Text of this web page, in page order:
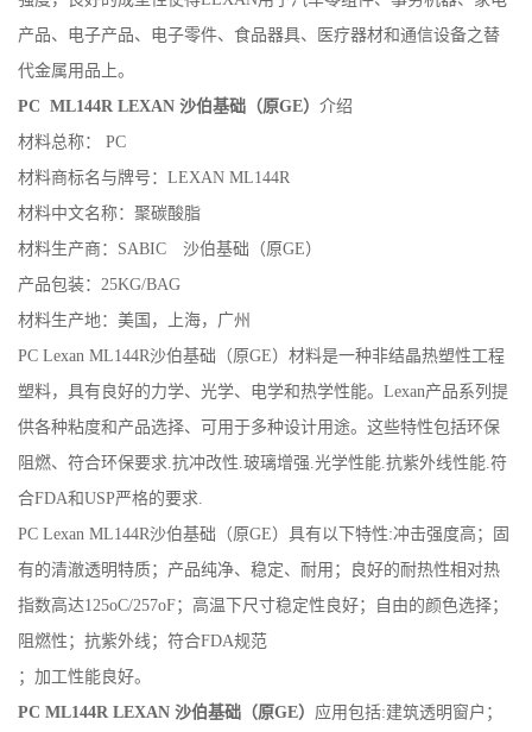
产品、电子产品、电子零件、食品器具、医疗器材和通信设备之替
代金属用品上。
PC ML144R LEXAN 沙伯基础（原GE） 介绍
材料总称： PC
材料商标名与牌号：LEXAN ML144R
材料中文名称：聚碳酸脂
材料生产商：SABIC 沙伯基础（原GE）
产品包装：25KG/BAG
材料生产地：美国，上海，广州
PC Lexan ML144R沙伯基础（原GE）材料是一种非结晶热塑性工程
塑料，具有良好的力学、光学、电学和热学性能。Lexan产品系列提
供各种粘度和产品选择、可用于多种设计用途。这些特性包括环保
阻燃、符合环保要求.抗冲改性.玻璃增强.光学性能.抗紫外线性能.符
合FDA和USP严格的要求.
PC Lexan ML144R沙伯基础（原GE）具有以下特性:冲击强度高；固
有的清澈透明特质；产品纯净、稳定、耐用；良好的耐热性相对热
指数高达125oC/257oF；高温下尺寸稳定性良好；自由的颜色选择；
阻燃性；抗紫外线；符合FDA规范
；加工性能良好。
PC ML144R LEXAN 沙伯基础（原GE） 应用包括:建筑透明窗户；